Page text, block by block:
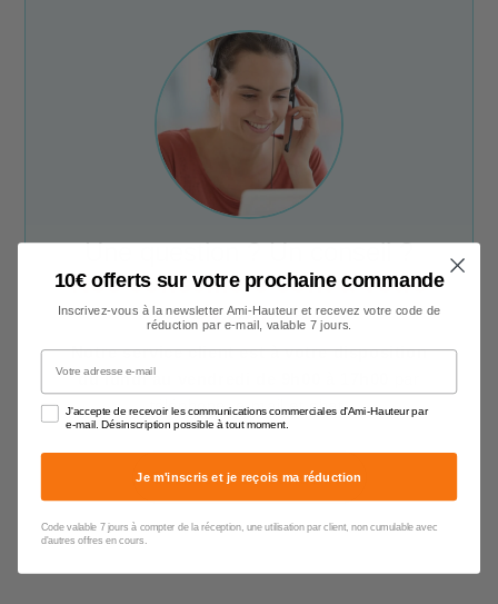
Une question ? Un conseil ?
Nos conseillers sont à votre
écoute !
Notre service client est à votre disposition
du lundi au vendredi de 9h00 à 17h00
téléphone, e-mail et chat.
Contacter un conseiller
10€ offerts sur votre prochaine commande
Inscrivez-vous à la newsletter Ami-Hauteur et recevez votre code de
réduction par e-mail, valable 7 jours.
Votre adresse e-mail
J'accepte de recevoir les communications commerciales d'Ami-Hauteur par
e-mail. Désinscription possible à tout moment.
Je m'inscris et je reçois ma réduction
Code valable 7 jours à compter de la réception, une utilisation par client, non cumulable avec
d'autres offres en cours.